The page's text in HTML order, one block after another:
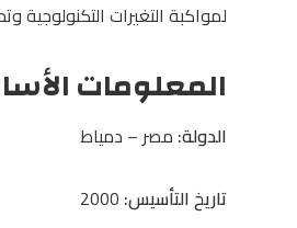
لمواكبة التغيرات التكنولوجية
المعلومات
الدولة: مصر – دمياط
تاريخ التأسيس: